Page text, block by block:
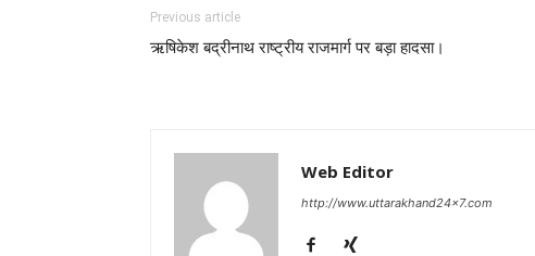
Previous article
ऋषिकेश बद्रीनाथ राष्ट्रीय राजमार्ग पर बड़ा हादसा।
Web Editor
http://www.uttarakhand24x7.com